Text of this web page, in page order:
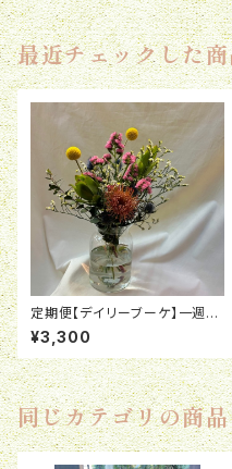
最近チェックした
定期便【デイリーブーケ】一週間
毎に一度お花が届く
¥3,300
同じカテゴリの商品